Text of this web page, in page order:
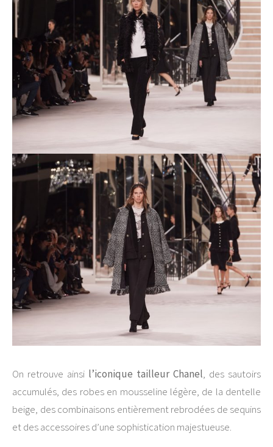
On retrouve ainsi l’iconique tailleur Chanel, des sautoirs
accumulés, des robes en mousseline légère, de la dentelle
beige, des combinaisons entièrement rebrodées de sequins
et des accessoires d’une sophistication majestueuse.